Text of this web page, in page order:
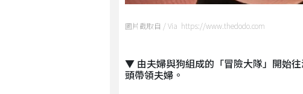
圖片截取自 / Via https://www.thedodo.com
▼ 由夫婦與狗組成的「冒險大隊」開始
頭帶領夫婦。